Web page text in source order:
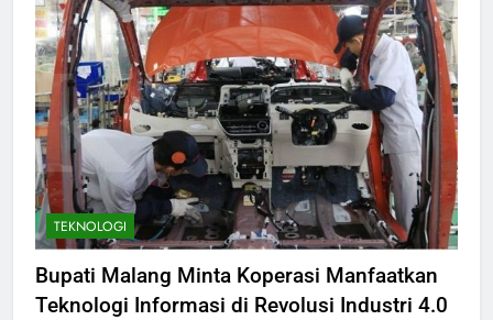
TEKNOLOGI
Bupati Malang Minta Koperasi Manfaatkan
Teknologi Informasi di Revolusi Industri 4.0